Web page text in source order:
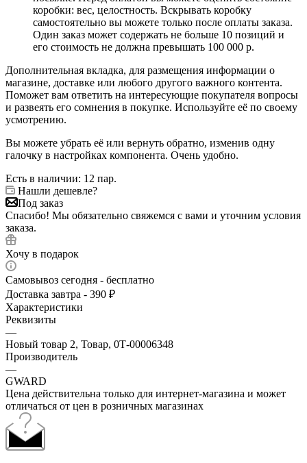
коробки: вес, целостность. Вскрывать коробку
самостоятельно вы можете только после оплаты заказа.
Один заказ может содержать не больше 10 позиций и
его стоимость не должна превышать 100 000 р.
Дополнительная вкладка, для размещения информации о
магазине, доставке или любого другого важного контента.
Поможет вам ответить на интересующие покупателя вопросы
и развеять его сомнения в покупке. Используйте её по своему
усмотрению.
Вы можете убрать её или вернуть обратно, изменив одну
галочку в настройках компонента. Очень удобно.
Есть в наличии: 12 пар.
Нашли дешевле?
Под заказ
Спасибо! Мы обязательно свяжемся с вами и уточним условия
заказа.
Хочу в подарок
Самовывоз сегодня - бесплатно
Доставка завтра - 390 ₽
Характеристики
Реквизиты
—
Новый товар 2, Товар, 0Т-00006348
Производитель
—
GWARD
Цена действительна только для интернет-магазина и может
отличаться от цен в розничных магазинах